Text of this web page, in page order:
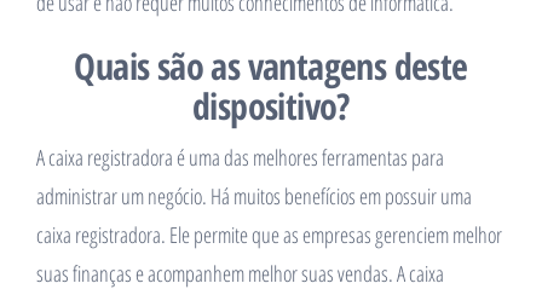
Quais são as vantagens deste
dispositivo?
A caixa registradora é uma das melhores ferramentas para
administrar um negócio. Há muitos benefícios em possuir uma
caixa registradora. Ele permite que as empresas gerenciem melhor
suas finanças e acompanhem melhor suas vendas. A caixa